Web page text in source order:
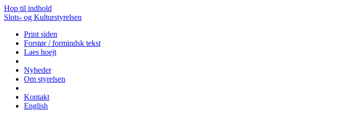
Hop til indhold
Slots- og Kulturstyrelsen
Print siden
Forstør / formindsk tekst
Laes hoejt
Nyheder
Om styrelsen
Kontakt
English